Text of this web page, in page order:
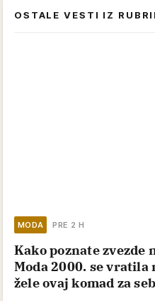
OSTALE VESTI IZ
MODA PRE 2 H
Kako poznate zvezde
Moda 2000. se vratila
žele ovaj komad za